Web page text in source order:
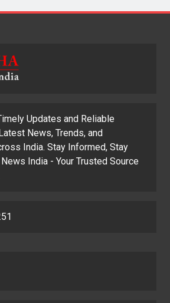
Updates and Reliable
News, Trends, and
India. Stay Informed, Stay
India - Your Trusted Source